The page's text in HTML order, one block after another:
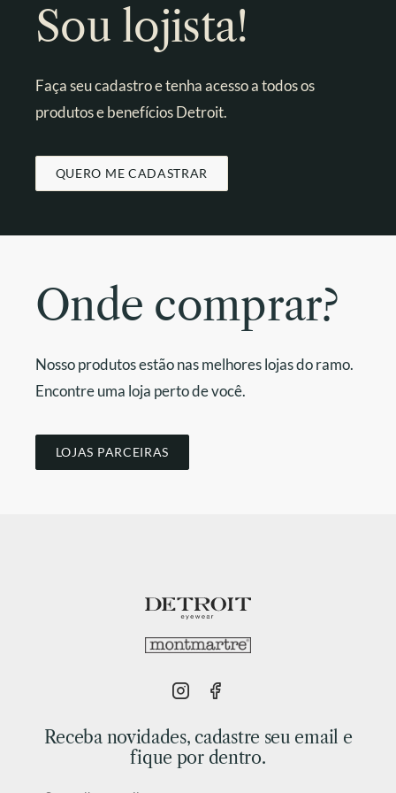
Sou lojista!
Faça seu cadastro e tenha acesso a todos os
produtos e benefícios Detroit.
QUERO ME CADASTRAR
Onde comprar?
Nosso produtos estão nas melhores lojas do ramo.
Encontre uma loja perto de você.
LOJAS PARCEIRAS
Receba novidades, cadastre seu email e
fique por dentro.